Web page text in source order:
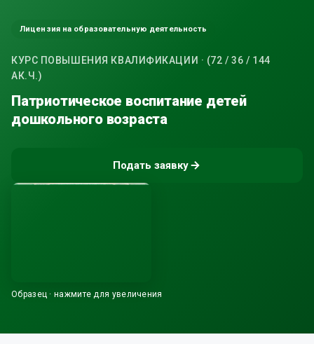
Лицензия на образовательную деятельность
КУРС ПОВЫШЕНИЯ КВАЛИФИКАЦИИ · (72 / 36 / 144
АК.Ч.)
Патриотическое воспитание детей
дошкольного возраста
Подать заявку
Образец · нажмите для увеличения